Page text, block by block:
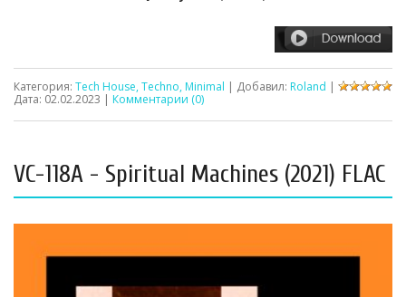
Категория: Tech House, Techno, Minimal | Добавил: Roland |
Дата: 02.02.2023 | Комментарии (0)
VC-118A - Spiritual Machines (2021) FLAC